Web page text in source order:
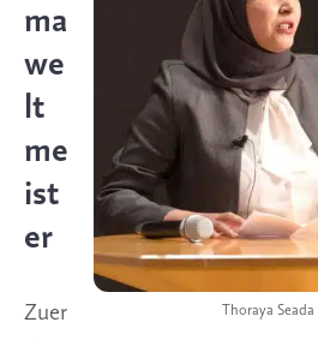
Thoraya Seada
ma
we
lt
me
ist
er
Zuer